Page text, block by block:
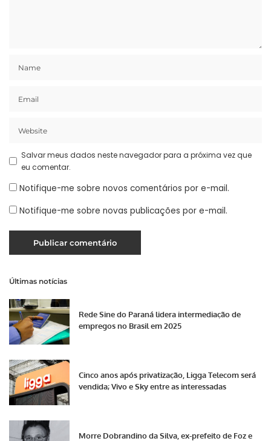
Salvar meus dados neste navegador para a próxima vez que
eu comentar.
Notifique-me sobre novos comentários por e-mail.
Notifique-me sobre novas publicações por e-mail.
Últimas notícias
Rede Sine do Paraná lidera intermediação de
empregos no Brasil em 2025
Cinco anos após privatização, Ligga Telecom será
vendida; Vivo e Sky entre as interessadas
Morre Dobrandino da Silva, ex-prefeito de Foz e